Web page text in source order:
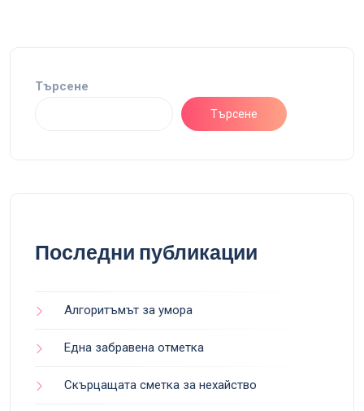
Търсене
Търсене
Последни публикации
Алгоритъмът за умора
Една забравена отметка
Скърцащата сметка за нехайство